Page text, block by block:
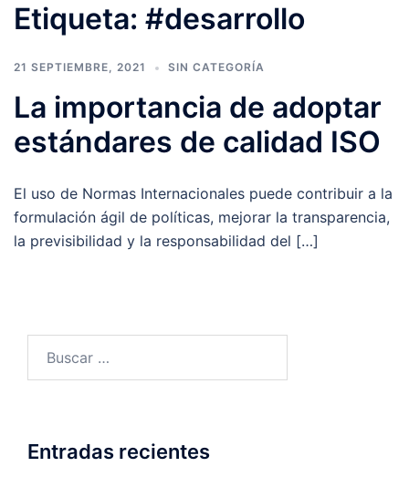
Etiqueta: #desarrollo
21 SEPTIEMBRE, 2021 SIN CATEGORÍA
La importancia de adoptar
estándares de calidad ISO
El uso de Normas Internacionales puede contribuir a la
formulación ágil de políticas, mejorar la transparencia,
la previsibilidad y la responsabilidad del […]
Entradas recientes